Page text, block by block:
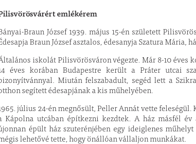
emlékérem
Braun József 1939. május 15-én született
Braun József asztalos, édesanyja Szatura Mária,
iskolát Pilisvörösváron végezte. Már 8-10 éves
éves korában Budapestre került a Práter utcai
Miután felszabadult, segéd lett a
segített édesapjának a kis műhelyében.
július 24-én megnősült, Peller Annát vette
Kápolna utcában építkezni kezdtek. A ház másfél
épült ház szuterénjében egy ideiglenes
lehetővé tette, hogy önállóan vállaljon munkákat.